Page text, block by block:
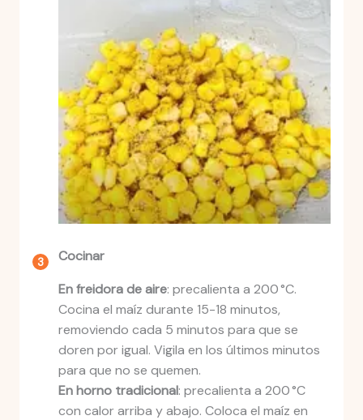
Cocinar
En freidora de aire: precalienta a 200 °C.
Cocina el maíz durante 15-18 minutos,
removiendo cada 5 minutos para que se
doren por igual. Vigila en los últimos minutos
para que no se quemen.
En horno tradicional: precalienta a 200 °C
con calor arriba y abajo. Coloca el maíz en